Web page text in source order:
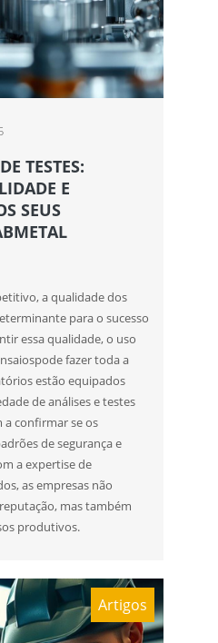
TESTES:
E
SEUS
a qualidade dos
para o sucesso
essa qualidade, o uso
fazer toda a
estão equipados
de análises e testes
a confirmar se os
de segurança e
a expertise de
as empresas não
mas também
produtivos.
Artigos